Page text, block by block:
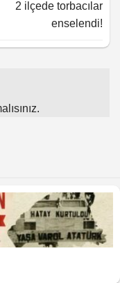
2 ilçede torbacılar
enselendi!
.